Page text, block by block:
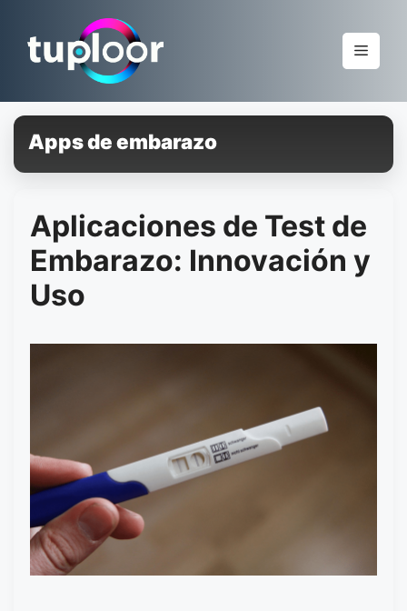
para
Menu
Apps de embarazo
Aplicaciones de Test de
Embarazo: Innovación y
Uso